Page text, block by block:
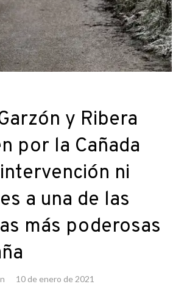
y Ribera
por la Cañada
ni
a una de las
más poderosas
10 de enero de 2021